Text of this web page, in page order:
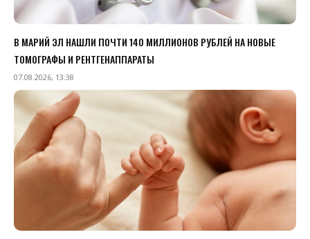
В МАРИЙ ЭЛ НАШЛИ ПОЧТИ 140 МИЛЛИОНОВ РУБЛЕЙ НА НОВЫЕ
ТОМОГРАФЫ И РЕНТГЕНАППАРАТЫ
07.08.2026, 13:38